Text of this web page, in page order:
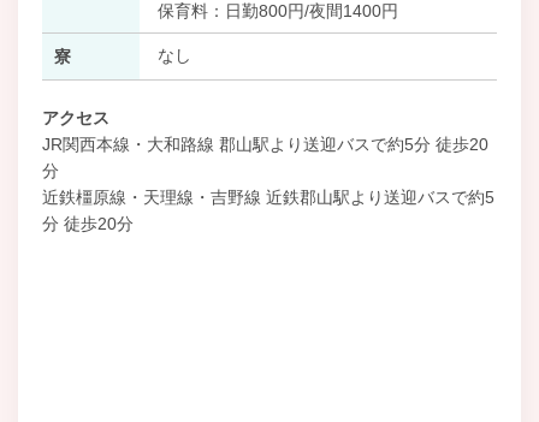
保育料：日勤800円/夜間1400円
寮 なし
アクセス
JR関西本線・大和路線 郡山駅より送迎バスで約5分 徒歩20
分
近鉄橿原線・天理線・吉野線 近鉄郡山駅より送迎バスで約5
分 徒歩20分